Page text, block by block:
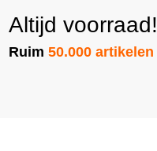
Altijd voorraad!
Ruim50.000 artikelen